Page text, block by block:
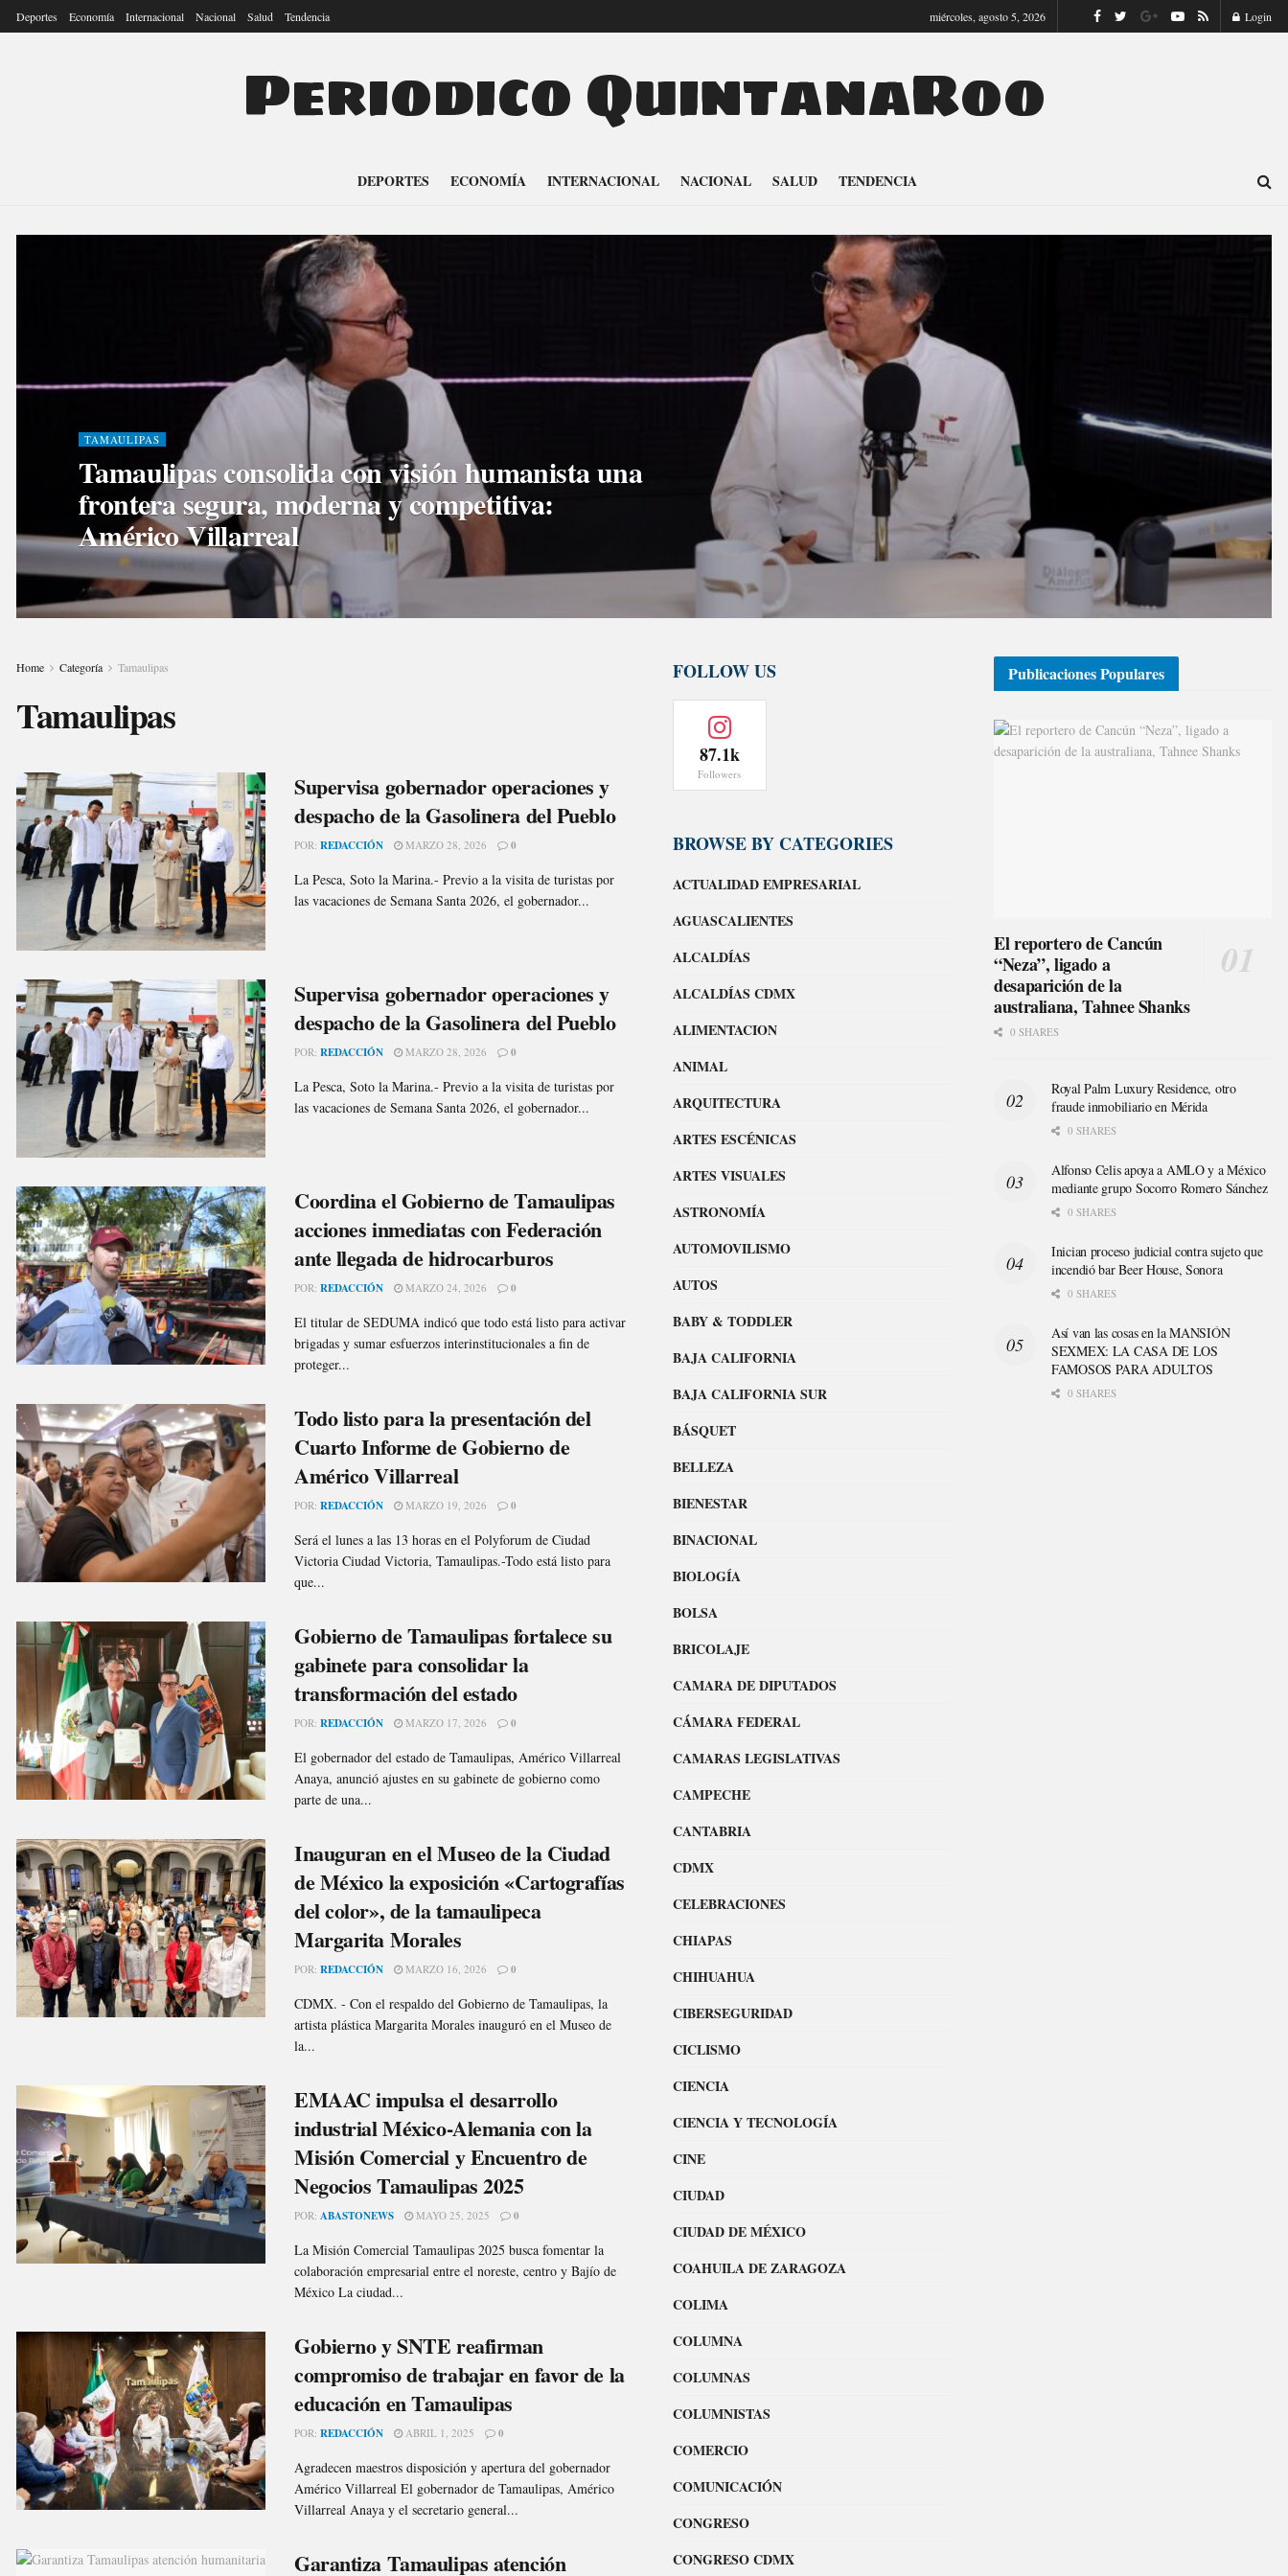
Deportes Economía Internacional Nacional Salud Tendencia miércoles, agosto 5, 2026 Login
Periodico QuintanaRoo
DEPORTES ECONOMÍA INTERNACIONAL NACIONAL SALUD TENDENCIA
TAMAULIPAS
Tamaulipas consolida con visión humanista una
frontera segura, moderna y competitiva:
Américo Villarreal
Home Categoría Tamaulipas
Tamaulipas
Supervisa gobernador operaciones y
despacho de la Gasolinera del Pueblo
POR: REDACCIÓN MARZO 28, 2026 0
La Pesca, Soto la Marina.- Previo a la visita de turistas por
las vacaciones de Semana Santa 2026, el gobernador...
Supervisa gobernador operaciones y
despacho de la Gasolinera del Pueblo
POR: REDACCIÓN MARZO 28, 2026 0
La Pesca, Soto la Marina.- Previo a la visita de turistas por
las vacaciones de Semana Santa 2026, el gobernador...
Coordina el Gobierno de Tamaulipas
acciones inmediatas con Federación
ante llegada de hidrocarburos
POR: REDACCIÓN MARZO 24, 2026 0
El titular de SEDUMA indicó que todo está listo para activar
brigadas y sumar esfuerzos interinstitucionales a fin de
proteger...
Todo listo para la presentación del
Cuarto Informe de Gobierno de
Américo Villarreal
POR: REDACCIÓN MARZO 19, 2026 0
Será el lunes a las 13 horas en el Polyforum de Ciudad
Victoria Ciudad Victoria, Tamaulipas.-Todo está listo para
que...
Gobierno de Tamaulipas fortalece su
gabinete para consolidar la
transformación del estado
POR: REDACCIÓN MARZO 17, 2026 0
El gobernador del estado de Tamaulipas, Américo Villarreal
Anaya, anunció ajustes en su gabinete de gobierno como
parte de una...
Inauguran en el Museo de la Ciudad
de México la exposición «Cartografías
del color», de la tamaulipeca
Margarita Morales
POR: REDACCIÓN MARZO 16, 2026 0
CDMX. - Con el respaldo del Gobierno de Tamaulipas, la
artista plástica Margarita Morales inauguró en el Museo de
la...
EMAAC impulsa el desarrollo
industrial México-Alemania con la
Misión Comercial y Encuentro de
Negocios Tamaulipas 2025
POR: ABASTONEWS MAYO 25, 2025 0
La Misión Comercial Tamaulipas 2025 busca fomentar la
colaboración empresarial entre el noreste, centro y Bajío de
México La ciudad...
Gobierno y SNTE reafirman
compromiso de trabajar en favor de la
educación en Tamaulipas
POR: REDACCIÓN ABRIL 1, 2025 0
Agradecen maestros disposición y apertura del gobernador
Américo Villarreal El gobernador de Tamaulipas, Américo
Villarreal Anaya y el secretario general...
Garantiza Tamaulipas atención
FOLLOW US
87.1k
Followers
BROWSE BY CATEGORIES
ACTUALIDAD EMPRESARIAL
AGUASCALIENTES
ALCALDÍAS
ALCALDÍAS CDMX
ALIMENTACION
ANIMAL
ARQUITECTURA
ARTES ESCÉNICAS
ARTES VISUALES
ASTRONOMÍA
AUTOMOVILISMO
AUTOS
BABY & TODDLER
BAJA CALIFORNIA
BAJA CALIFORNIA SUR
BÁSQUET
BELLEZA
BIENESTAR
BINACIONAL
BIOLOGÍA
BOLSA
BRICOLAJE
CAMARA DE DIPUTADOS
CÁMARA FEDERAL
CAMARAS LEGISLATIVAS
CAMPECHE
CANTABRIA
CDMX
CELEBRACIONES
CHIAPAS
CHIHUAHUA
CIBERSEGURIDAD
CICLISMO
CIENCIA
CIENCIA Y TECNOLOGÍA
CINE
CIUDAD
CIUDAD DE MÉXICO
COAHUILA DE ZARAGOZA
COLIMA
COLUMNA
COLUMNAS
COLUMNISTAS
COMERCIO
COMUNICACIÓN
CONGRESO
CONGRESO CDMX
Publicaciones Populares
El reportero de Cancún
“Neza”, ligado a
desaparición de la
australiana, Tahnee Shanks
0 SHARES
Royal Palm Luxury Residence, otro
fraude inmobiliario en Mérida
0 SHARES
Alfonso Celis apoya a AMLO y a México
mediante grupo Socorro Romero Sánchez
0 SHARES
Inician proceso judicial contra sujeto que
incendió bar Beer House, Sonora
0 SHARES
Así van las cosas en la MANSIÓN
SEXMEX: LA CASA DE LOS
FAMOSOS PARA ADULTOS
0 SHARES